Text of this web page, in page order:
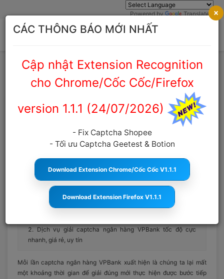
Powered by Translate
Trang chủ Cẩm nang Captcha
Dịch vụ giải captcha ngân hàng
VPBank tốc độ cực nhanh, giá rẻ, uy
anticaptcha.top 17:16:55 16/08/2022 3162
MỤC LỤC
Dịch vụ giải captcha ngân hàng VPBank tốc độ cực
nhanh, giá rẻ, uy tín
Mỗi lần captcha ngân hàng VPBank xuất hiện là chúng ta lại mất
một khoảng thời gian để giải đúng mới thực hiện được bước tiếp
×
CÁC THÔNG BÁO MỚI NHẤT
Cập nhật Extension Recognition
cho Chrome/Cốc Cốc/Firefox
version 1.1.1 (24/07/2026)
- Fix Captcha Shopee
- Tối ưu Captcha Geetest & Botion
Download Extension Chrome/Cốc Cốc V1.1.1
Download Extension Firefox V1.1.1